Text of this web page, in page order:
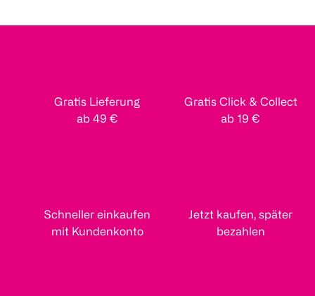
Gratis Lieferung
ab 49 €
Gratis Click & Collect
ab 19 €
Schneller einkaufen
mit Kundenkonto
Jetzt kaufen, später
bezahlen